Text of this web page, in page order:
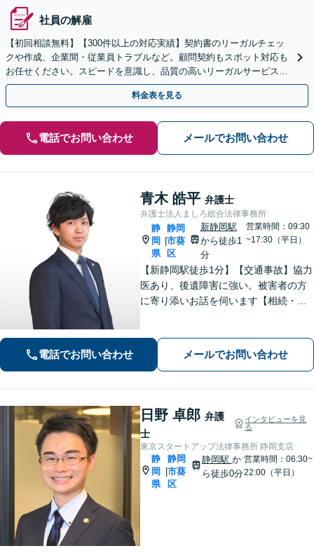
社員の解雇
【初回相談無料】【300件以上の対応実績】契約書のリーガルチェッ
クや作成、企業間・従業員トラブルなど。顧問契約もスポット対応も
お任せください。スピードを意識し、品質の高いリーガルサービスを
提供に努めます【新静岡駅直結】【夜間・休日相談可】
料金表を見る
電話でお問い合わせ メールでお問い合わせ
青木 皓平 弁護士
弁護士法人ましろ総合法律事務所
静
岡
県
静岡
市葵
区
新静岡駅
から徒歩1
分
営業時間：09:30
~17:30（平日）
【新静岡駅徒歩1分】【交通事故】協力
医あり、後遺障害に強い。被害者の方
に寄り添いお話を伺います【相続・遺
す。そのほか、借金問題などもご相談
ください【LINE対応可】
電話でお問い合わせ メールでお問い合わせ
日野 卓郎 弁護
士
インタビューを見
る
東京スタートアップ法律事務所 静岡支店
静
岡
県
静岡
市葵
区
静岡駅 か
ら徒歩0分
営業時間：06:30~
22:00（平日）